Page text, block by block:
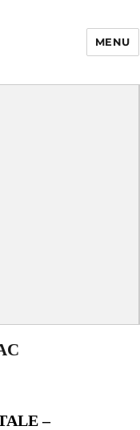
Made in
MENU
–